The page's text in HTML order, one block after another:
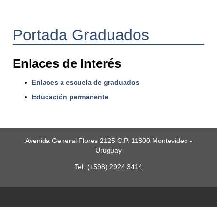
Portada Graduados
Enlaces de Interés
Enlaces a escuela de graduados
Educación permanente
Avenida General Flores 2125 C.P. 11800 Montevideo -
Uruguay
Tel. (+598) 2924 3414